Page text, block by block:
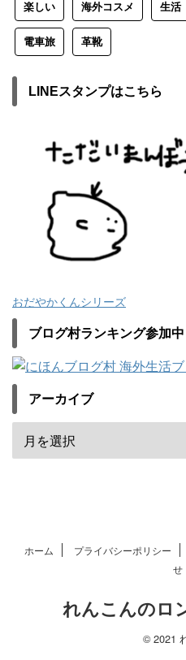
楽しい 海外コスメ 生活
電車旅 革靴
LINEスタンプはこちら
おだやかくんシリーズ
ブログ村ランキング参加中
アーカイブ
ホーム プライバシーポリシー
せ
れんこんのロ
© 2021